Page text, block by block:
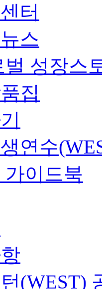
터
스
벌 성장스
집
연수
이드북
(WEST)